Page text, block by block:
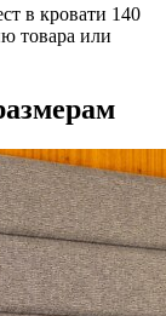
в кровати 140
товара или